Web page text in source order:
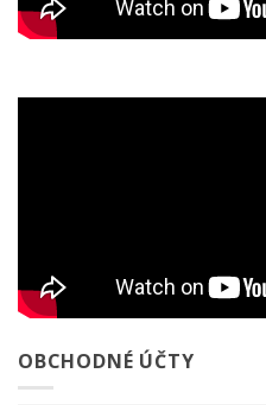
OBCHODNÉ ÚČTY